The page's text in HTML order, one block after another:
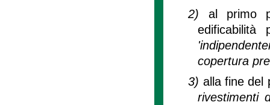
2) al primo
edificabilità
copertura
3) alla fine del
rivestimenti